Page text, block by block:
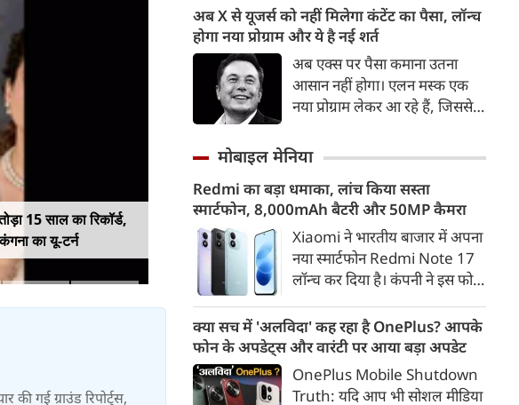
15 साल का रिकॉर्ड,
का यू-टर्न
की गई ग्राउंड रिपोर्ट्स,
थीम, एक आवाज, सशक्त भविष्य,
गरिमा, समावेशन के माध्यम से न्याय
पहुंचना है। न्याय, स्वतंत्रता और
बंधुत्व को लोकतंत्र का आधार बनाया
गया है। मध्यस्थता के माध्यम से छोटे-
छोटे मामलों का निपटारा कर हम केस
कर रहे हैं। हमारे लिए न्याय की
अवधारणा पंच परमेश्नरों की परंपरा
रही है, जिन्होंने कभी समझाइश
देकर, कभी समझौतों से विवादों को
सहजता से सुलझाया है।
अब X से यूजर्स को नहीं मिलेगा कंटेंट का पैसा, लॉन्‍च
होगा नया प्रोग्राम और ये है नई शर्त
अब एक्‍स पर पैसा कमाना उतना
आसान नहीं होगा। एलन मस्‍क एक
नया प्रोग्राम लेकर आ रहे हैं, जिससे
सकेगा। इसके लिए बकायदा एक शर्त
मोबाइल मेनिया
Redmi का बड़ा धमाका, लांच किया सस्ता
स्मार्टफोन, 8,000mAh बैटरी और 50MP कैमरा
Xiaomi ने भारतीय बाजार में अपना
नया स्मार्टफोन Redmi Note 17
लॉन्च कर दिया है। कंपनी ने इस फोन
डिस्प्ले, 8,000mAh की बड़ी बैटरी
और Qualcomm Snapdragon
चिपसेट के साथ पेश किया है। फोन में
50MP का मेन कैमरा दिया गया है।
क्या सच में 'अलविदा' कह रहा है OnePlus? आपके
फोन के अपडेट्स और वारंटी पर आया बड़ा अपडेट
OnePlus Mobile Shutdown
Truth: यदि आप भी सोशल मीडिया